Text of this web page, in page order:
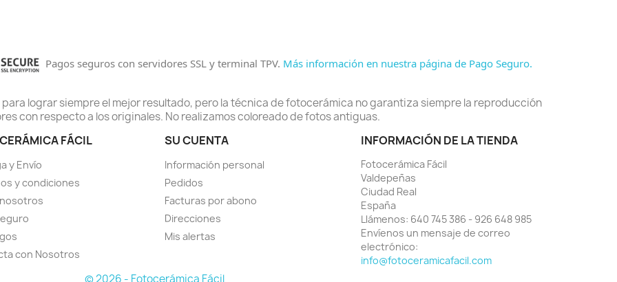
Pagos seguros con servidores SSL y terminal TPV. Más información en nuestra página de Pago Seguro.
lograr siempre el mejor resultado, pero la técnica de fotocerámica no garantiza siempre la reproducción
con respecto a los originales. No realizamos coloreado de fotos antiguas.
FÁCIL
y Envío
y condiciones
con Nosotros
SU CUENTA
Información personal
Pedidos
Facturas por abono
Direcciones
Mis alertas
INFORMACIÓN DE LA TIENDA
Fotocerámica Fácil
Valdepeñas
Ciudad Real
España
Llámenos: 640 745 386 - 926 648 985
Envíenos un mensaje de correo
electrónico:
info@fotoceramicafacil.com
© 2026 - Fotocerámica Fácil